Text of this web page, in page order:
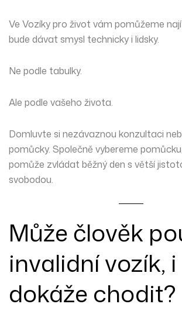
Ve Vozíky pro život vám pomůžeme
bude dávat smysl technicky i lidsky.
Ne podle tabulky.
Ale podle vašeho života.
Domluvte si nezávaznou konzultaci
pomůcky. Společně vybereme
pomůže zvládat běžný den s větší
svobodou.
Může člověk
invalidní vozík,
dokáže chodit?